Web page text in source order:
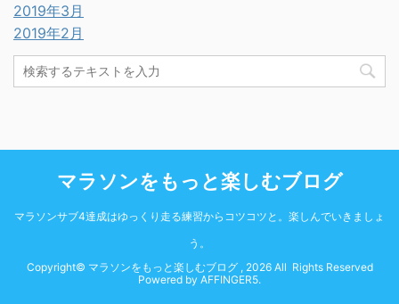
2019年3月
2019年2月
マラソンをもっと楽しむブログ
マラソンサブ4達成はゆっくり走る練習からコツコツと。楽しんでいきましょ
う。
Copyright© マラソンをもっと楽しむブログ , 2026 All Rights Reserved
Powered by AFFINGER5.